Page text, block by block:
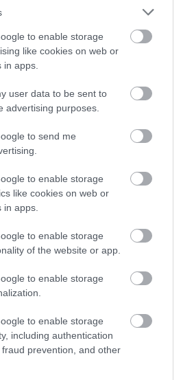
to enable storage
like cookies on web or
apps.
user data to be sent to
advertising purposes.
to send me
to enable storage
like cookies on web or
apps.
to enable storage
of the website or app.
to enable storage
to enable storage
including authentication
prevention, and other
στην οποία
Tα
οδηγούν στην επέμβαση
στη μακροζωία